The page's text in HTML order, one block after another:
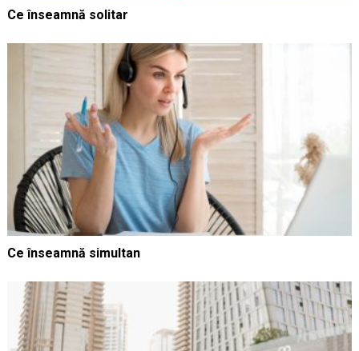
Ce înseamnă solitar
Ce înseamnă simultan